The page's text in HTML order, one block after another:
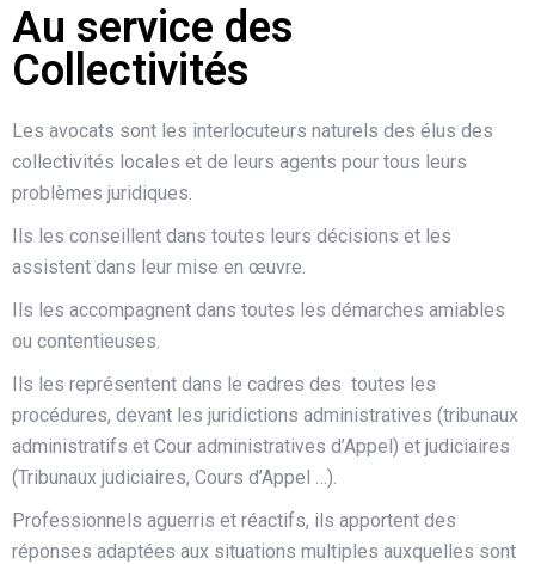
Au service des
Collectivités
Les avocats sont les interlocuteurs naturels des élus des
collectivités locales et de leurs agents pour tous leurs
problèmes juridiques.
Ils les conseillent dans toutes leurs décisions et les
assistent dans leur mise en œuvre.
Ils les accompagnent dans toutes les démarches amiables
ou contentieuses.
Ils les représentent dans le cadres des toutes les
procédures, devant les juridictions administratives (tribunaux
administratifs et Cour administratives d’Appel) et judiciaires
(Tribunaux judiciaires, Cours d’Appel …).
Professionnels aguerris et réactifs, ils apportent des
réponses adaptées aux situations multiples auxquelles sont